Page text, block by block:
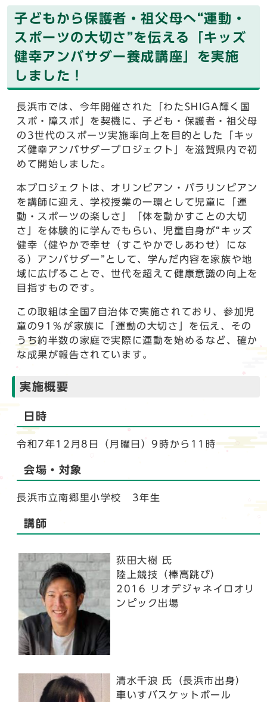
子どもから保護者・祖父母へ“運動・
スポーツの大切さ”を伝える「キッズ
健幸アンバサダー養成講座」を実施
しました！
長浜市では、今年開催された「わたSHIGA輝く国
スポ・障スポ」を契機に、子ども・保護者・祖父母
の3世代のスポーツ実施率向上を目的とした「キッ
ズ健幸アンバサダープロジェクト」を滋賀県内で初
めて開始しました。
本プロジェクトは、オリンピアン・パラリンピアン
を講師に迎え、学校授業の一環として児童に「運
動・スポーツの楽しさ」「体を動かすことの大切
さ」を体験的に学んでもらい、児童自身が“キッズ
健幸（健やかで幸せ（すこやかでしあわせ）にな
る）アンバサダー”として、学んだ内容を家族や地
域に広げることで、世代を超えて健康意識の向上を
目指すものです。
この取組は全国7自治体で実施されており、参加児
童の91％が家族に「運動の大切さ」を伝え、その
うち約半数の家庭で実際に運動を始めるなど、確か
な成果が報告されています。
実施概要
日時
令和7年12月8日（月曜日）9時から11時
会場・対象
長浜市立南郷里小学校 3年生
講師
荻田大樹 氏
陸上競技（棒高跳び）
2016 リオデジャネイロオリ
ンピック出場
清水千浪 氏（長浜市出身）
車いすバスケットボール